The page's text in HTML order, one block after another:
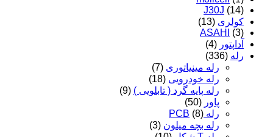
J30J (14)
کولری (13)
ASAHI
(3)
آداپتور (4)
رله (336)
رله مینیاتوری (7)
رله خودرویی (18)
رله پایه گرد ( تابلویی ) (9)
پاور (50)
رله PCB (8)
رله بچه میلون (3)